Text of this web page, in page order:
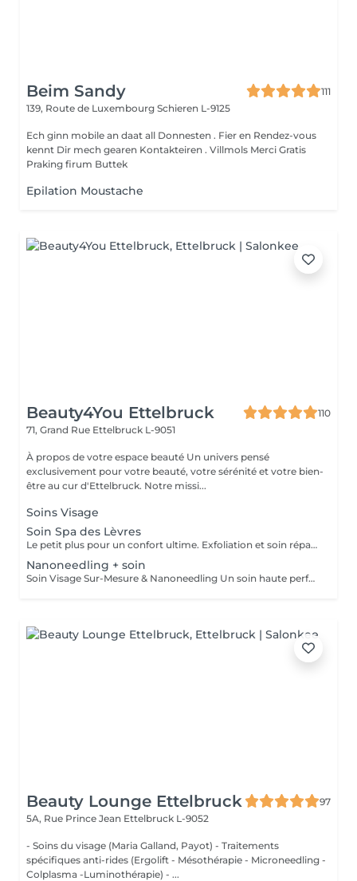
Beim Sandy
111
139, Route de Luxembourg Schieren L-9125
Ech ginn mobile an daat all Donnesten . Fier en Rendez-vous
kennt Dir mech gearen Kontakteiren . Villmols Merci Gratis
Praking firum Buttek
Epilation Moustache
Beauty4You Ettelbruck
110
71, Grand Rue Ettelbruck L-9051
À propos de votre espace beauté Un univers pensé
exclusivement pour votre beauté, votre sérénité et votre bien-
être au cur d'Ettelbruck. Notre missi...
Soins Visage
Soin Spa des Lèvres
Le petit plus pour un confort ultime. Exfoliation et soin réparateur intense pour des lèvres douces et parfaitement hydratées. Idéal à combiner avec vos autres soins !
Nanoneedling + soin
Soin Visage Sur-Mesure & Nanoneedling Un soin haute performance entièrement personnalisé selon les besoins de votre peau (hydratation, anti-âge, éclat ou imperfections). Comprend un diagnostic, un nettoyage de peau, l'infusion d'actifs ciblés par nanoneedling et un masque apaisant final pour des résultats visibles et immédiats.
Beauty Lounge Ettelbruck
97
5A, Rue Prince Jean Ettelbruck L-9052
- Soins du visage (Maria Galland, Payot) - Traitements
spécifiques anti-rides (Ergolift - Mésothérapie - Microneedling -
Colplasma -Luminothérapie) - ...